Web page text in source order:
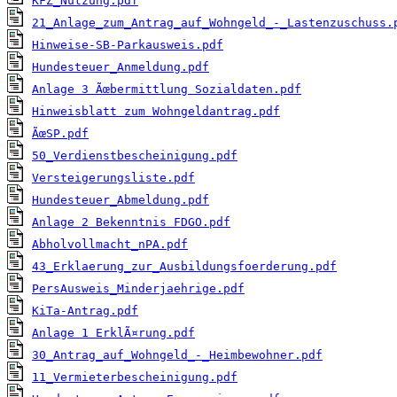
21_Anlage_zum_Antrag_auf_Wohngeld_-
Hinweise-SB-Parkausweis.pdf
Hundesteuer_Anmeldung.pdf
Anlage 3 Ãœbermittlung Sozialdaten.pdf
Hinweisblatt zum Wohngeldantrag.pdf
ÃœSP.pdf
50_Verdienstbescheinigung.pdf
Versteigerungsliste.pdf
Hundesteuer_Abmeldung.pdf
Anlage 2 Bekenntnis FDGO.pdf
Abholvollmacht_nPA.pdf
43_Erklaerung_zur_Ausbildungsfoerderung.pdf
PersAusweis_Minderjaehrige.pdf
KiTa-Antrag.pdf
Anlage 1 ErklÃ¤rung.pdf
30_Antrag_auf_Wohngeld_-_Heimbewohner.pdf
11_Vermieterbescheinigung.pdf